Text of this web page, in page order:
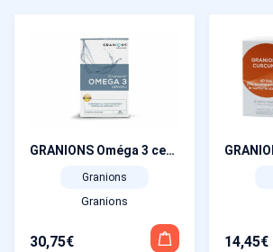
GRANIONS Oméga 3 cerveau 30 capsules
Granions
Granions
30,75€ 14,45€